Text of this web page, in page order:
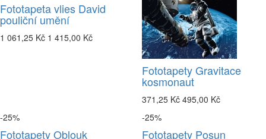
Fototapeta vlies David
pouliční umění
1 061,25 Kč 1 415,00 Kč
Fototapety Gravitace
kosmonaut
371,25 Kč 495,00 Kč
-25%
Fototapety Oblouk
-25%
Fototapety Posun